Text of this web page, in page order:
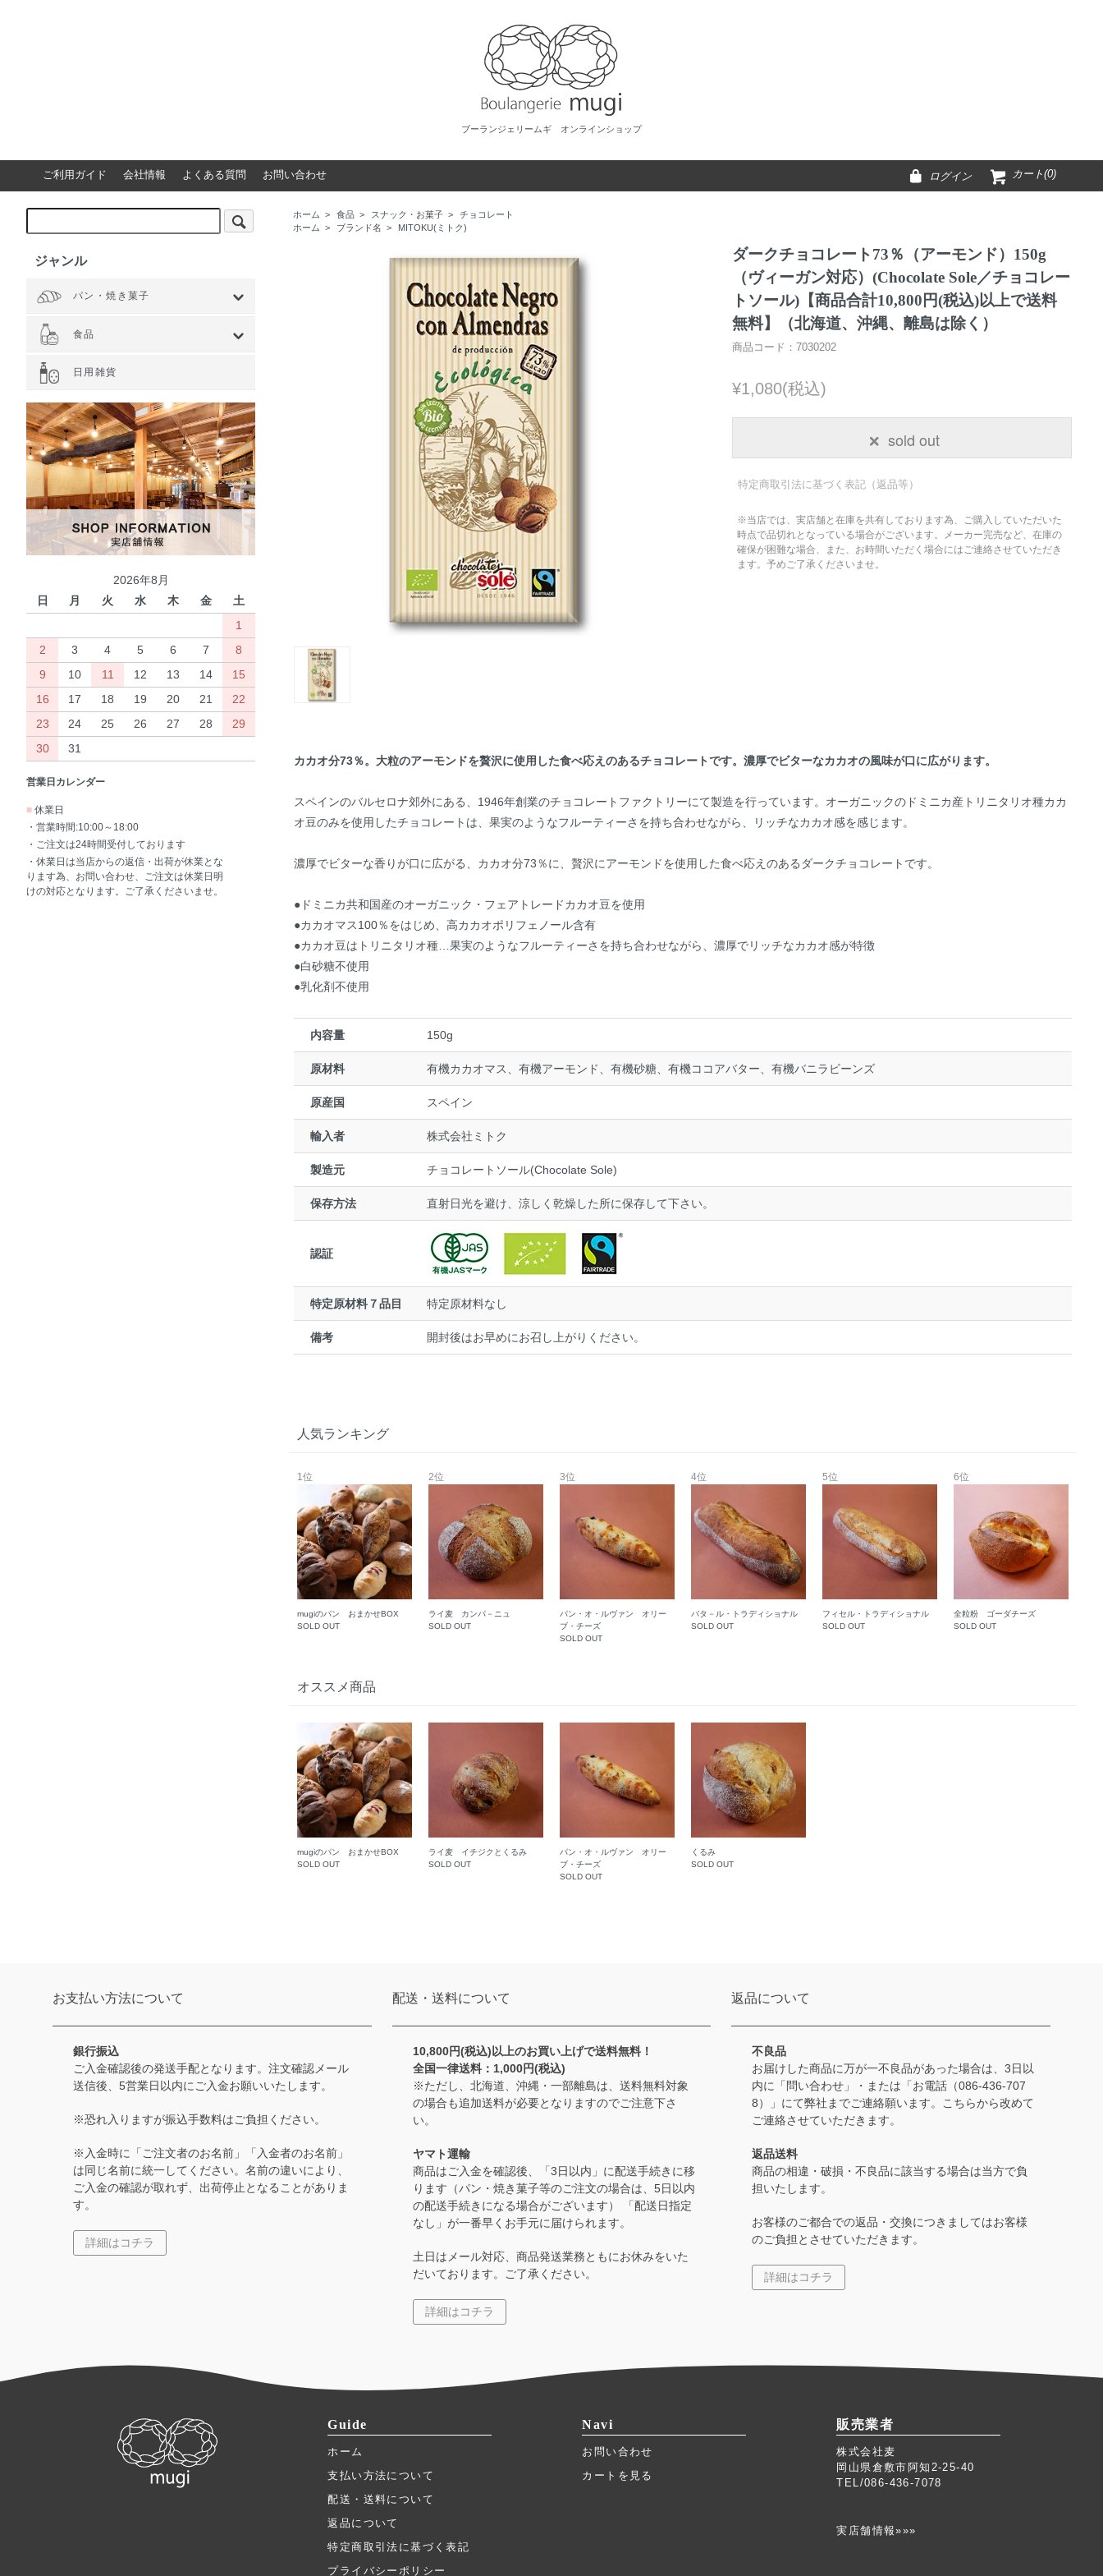
ブーランジェリームギ オンラインショップ
ご利用ガイド 会社情報 よくある質問 お問い合わせ ログイン カート(0)
ホーム > 食品 > スナック・お菓子 >
チョコレート
ホーム > ブランド名 > MITOKU(ミトク)
ダークチョコレート73％（アーモンド）150g
（ヴィーガン対応）(Chocolate Sole／チョコレー
トソール)【商品合計10,800円(税込)以上で送料
無料】（北海道、沖縄、離島は除く）
商品コード：7030202
¥1,080(税込)
sold out
特定商取引法に基づく表記（返品等）
※当店では、実店舗と在庫を共有しております為、ご購入していただいた
時点で品切れとなっている場合がございます。メーカー完売など、在庫の
確保が困難な場合、また、お時間いただく場合にはご連絡させていただき
ます。予めご了承くださいませ。
カカオ分73％。大粒のアーモンドを贅沢に使用した食べ応えのあるチョコレートです。濃厚でビターなカカオの風味が口に広がります。
スペインのバルセロナ郊外にある、1946年創業のチョコレートファクトリーにて製造を行っています。オーガニックのドミニカ産トリニタリオ種カカ
オ豆のみを使用したチョコレートは、果実のようなフルーティーさを持ち合わせながら、リッチなカカオ感を感じます。
濃厚でビターな香りが口に広がる、カカオ分73％に、贅沢にアーモンドを使用した食べ応えのあるダークチョコレートです。
●ドミニカ共和国産のオーガニック・フェアトレードカカオ豆を使用
●カカオマス100％をはじめ、高カカオポリフェノール含有
●カカオ豆はトリニタリオ種…果実のようなフルーティーさを持ち合わせながら、濃厚でリッチなカカオ感が特徴
●白砂糖不使用
●乳化剤不使用
内容量 150g
原材料 有機カカオマス、有機アーモンド、有機砂糖、有機ココアバター、有機バニラビーンズ
原産国 スペイン
輸入者 株式会社ミトク
製造元 チョコレートソール(Chocolate Sole)
保存方法 直射日光を避け、涼しく乾燥した所に保存して下さい。
認証
特定原材料７品目 特定原材料なし
備考 開封後はお早めにお召し上がりください。
人気ランキング
1位
mugiのパン おまかせBOX
SOLD OUT
2位
ライ麦 カンパ－ニュ
SOLD OUT
3位
パン・オ・ルヴァン オリー
ブ・チーズ
SOLD OUT
4位
バタ－ル・トラディショナル
SOLD OUT
5位
フィセル・トラディショナル
SOLD OUT
6位
全粒粉 ゴーダチーズ
SOLD OUT
オススメ商品
mugiのパン おまかせBOX
SOLD OUT
ライ麦 イチジクとくるみ
SOLD OUT
パン・オ・ルヴァン オリー
ブ・チーズ
SOLD OUT
くるみ
SOLD OUT
ジャンル
パン・焼き菓子
全てを見る
小麦 ハードタイプ
小麦全粒粉使用
小麦全粒粉100%
ライ麦 ハードタイプ
食事 ソフトタイプ
食パン
菓子・惣菜パン
焼き菓子
Web限定商品
食品
全てを見る
ジャム・スプレッド
シリアル
ドライフルーツ・ナッツ
茶葉・珈琲豆・ハーブ
水・飲料
スナック・お菓子
穀物・豆類
麺類・ライ麦パン
粉類・製菓材料
加工食品
乾物
缶詰
調味料・油
スパイス
健康食品
その他食品日用雑貨
2026年8月
日
月 火 水 木 金
土
1
2
3 4 5 6 7
8
9
10 11 12 13 14
15
16
17 18 19 20 21
22
23
24 25 26 27 28
29
30
31
営業日カレンダー
■ 休業日
・営業時間:10:00～18:00
・ご注文は24時間受付しております
・休業日は当店からの返信・出荷が休業とな
ります為、お問い合わせ、ご注文は休業日明
けの対応となります。ご了承くださいませ。
お支払い方法について
銀行振込
ご入金確認後の発送手配となります。注文確認メール
送信後、5営業日以内にご入金お願いいたします。
※恐れ入りますが振込手数料はご負担ください。
※入金時に「ご注文者のお名前」「入金者のお名前」
は同じ名前に統一してください。名前の違いにより、
ご入金の確認が取れず、出荷停止となることがありま
す。
詳細はコチラ
配送・送料について
10,800円(税込)以上のお買い上げで送料無料！
全国一律送料：1,000円(税込)
※ただし、北海道、沖縄・一部離島は、送料無料対象
の場合も追加送料が必要となりますのでご注意下さ
い。
ヤマト運輸
商品はご入金を確認後、「3日以内」に配送手続きに移
ります（パン・焼き菓子等のご注文の場合は、5日以内
の配送手続きになる場合がございます） 「配送日指定
なし」が一番早くお手元に届けられます。
土日はメール対応、商品発送業務ともにお休みをいた
だいております。ご了承ください。
詳細はコチラ
返品について
不良品
お届けした商品に万が一不良品があった場合は、3日以
内に「問い合わせ」・または「お電話（086-436-707
8）」にて弊社までご連絡願います。こちらから改めて
ご連絡させていただきます。
返品送料
商品の相違・破損・不良品に該当する場合は当方で負
担いたします。
お客様のご都合での返品・交換につきましてはお客様
のご負担とさせていただきます。
詳細はコチラ
Guide
ホーム
支払い方法について
配送・送料について
返品について
特定商取引法に基づく表記
プライバシーポリシー
Navi
お問い合わせ
カートを見る
販売業者
株式会社麦
岡山県倉敷市阿知2-25-40
TEL/086-436-7078
実店舗情報»»»